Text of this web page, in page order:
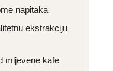
napitaka
ekstrakciju
mljevene kafe